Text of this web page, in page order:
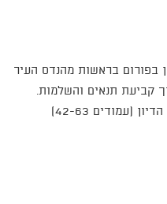
בפורום בראשות מהנדס העיר
קביעת תנאים והשלמות.
המצגת שהוצגה בדיון וכן פרוטוקול הדיון (עמודים 42-63)